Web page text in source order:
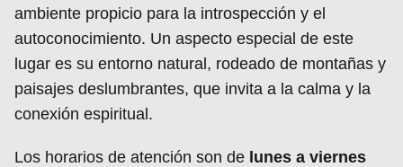
ambiente propicio para la introspección y el
autoconocimiento. Un aspecto especial de este
lugar es su entorno natural, rodeado de montañas y
paisajes deslumbrantes, que invita a la calma y la
conexión espiritual.
Los horarios de atención son de lunes a viernes